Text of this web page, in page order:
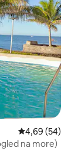
Prosječna
4,69 (54)
na more)